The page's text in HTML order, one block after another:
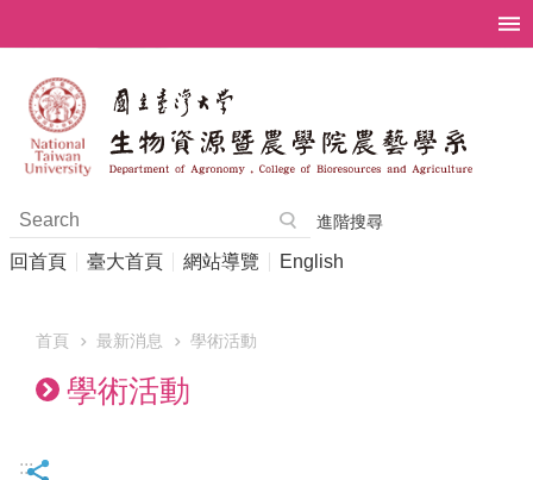
進階搜尋
回首頁 臺大首頁 網站導覽 English
首頁 最新消息 學術活動
學術活動
:::